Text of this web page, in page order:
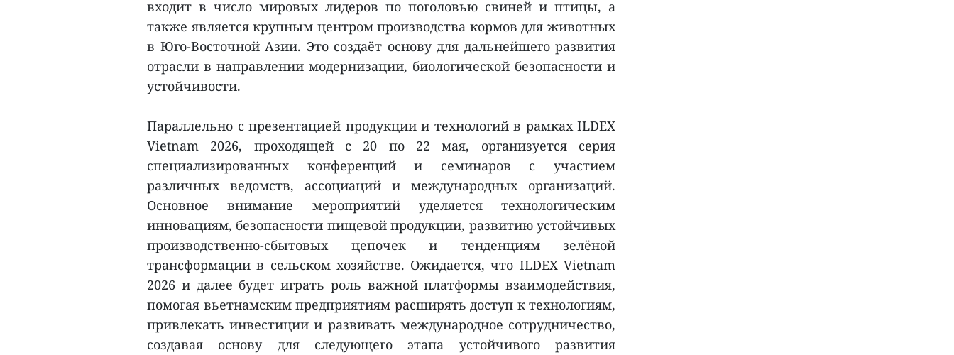
входит в число мировых лидеров по поголовью свиней и птицы, а
также является крупным центром производства кормов для животных
в Юго-Восточной Азии. Это создаёт основу для дальнейшего развития
отрасли в направлении модернизации, биологической безопасности и
устойчивости.
Параллельно с презентацией продукции и технологий в рамках ILDEX
Vietnam 2026, проходящей с 20 по 22 мая, организуется серия
специализированных конференций и семинаров с участием
различных ведомств, ассоциаций и международных организаций.
Основное внимание мероприятий уделяется технологическим
инновациям, безопасности пищевой продукции, развитию устойчивых
производственно-сбытовых цепочек и тенденциям зелёной
трансформации в сельском хозяйстве. Ожидается, что ILDEX Vietnam
2026 и далее будет играть роль важной платформы взаимодействия,
помогая вьетнамским предприятиям расширять доступ к технологиям,
привлекать инвестиции и развивать международное сотрудничество,
создавая основу для следующего этапа устойчивого развития